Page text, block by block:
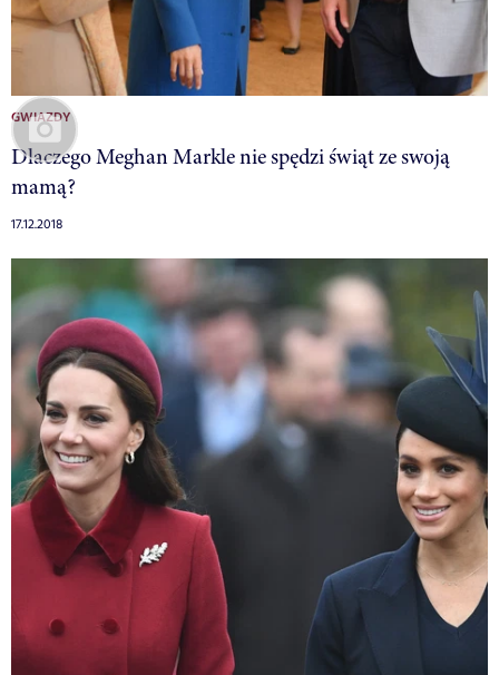
GWIAZDY
Dlaczego Meghan Markle nie spędzi świąt ze swoją
mamą?
17.12.2018